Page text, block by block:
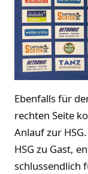
Ebenfalls für
rechten Seite
Anlauf zur
HSG zu Gast,
schlussendlich